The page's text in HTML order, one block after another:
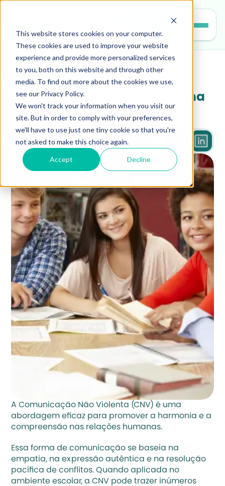
This website stores cookies on your computer.
These cookies are used to improve your website
experience and provide more personalized services
to you, both on this website and through other
media. To find out more about the cookies we use,
see our Privacy Policy.
We won't track your information when you visit our
site. But in order to comply with your preferences,
we'll have to use just one tiny cookie so that you're
not asked to make this choice again.
Accept Decline
gestao-escolar
Comunicação não violenta na
escola: como aplicar?
4 min
A Comunicação Não Violenta (CNV) é uma
abordagem eficaz para promover a harmonia e a
compreensão nas relações humanas.
Essa forma de comunicação se baseia na
empatia, na expressão autêntica e na resolução
pacífica de conflitos. Quando aplicada no
ambiente escolar, a CNV pode trazer inúmeros